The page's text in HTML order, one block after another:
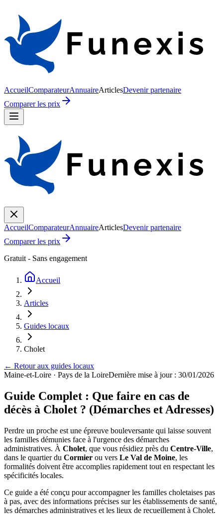
AccueilComparateurAnnuaireArticlesDevenir partenaire
Comparer les prix
AccueilComparateurAnnuaireArticlesDevenir partenaire
Comparer les prix
Gratuit - Sans engagement
Accueil
Articles
Guides locaux
Cholet
← Retour aux guides locaux
Maine-et-Loire · Pays de la LoireDernière mise à jour : 30/01/2026
Guide Complet : Que faire en cas de
décès à Cholet ? (Démarches et Adresses)
Perdre un proche est une épreuve bouleversante qui laisse souvent
les familles démunies face à l'urgence des démarches
administratives. À Cholet, que vous résidiez près du Centre-Ville,
dans le quartier du Cormier ou vers Le Val de Moine, les
formalités doivent être accomplies rapidement tout en respectant les
spécificités locales.
Ce guide a été conçu pour accompagner les familles choletaises pas
à pas, avec des informations précises sur les établissements de santé,
les démarches administratives et les lieux de recueillement à Cholet.